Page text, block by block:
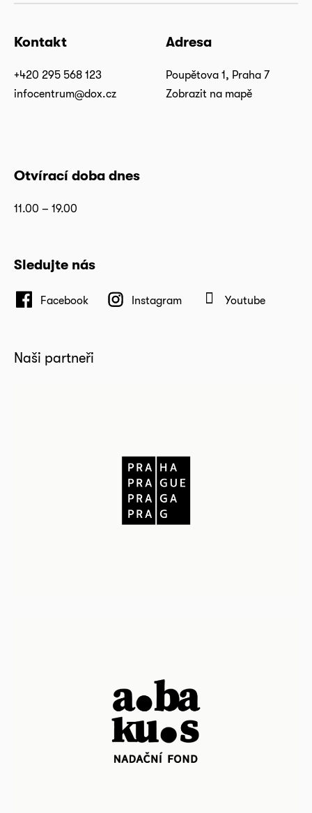
Kontakt
+420 295 568 123
infocentrum@dox.cz
Adresa
Poupětova 1, Praha 7
Zobrazit na mapě
Otvírací doba dnes
11.00 – 19.00
Sledujte nás
Facebook Instagram Youtube
Naši partneři